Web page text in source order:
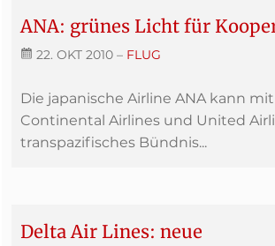
ANA: grünes Licht für
22. OKT 2010 – FLUG
Die japanische Airline ANA kann
Continental Airlines und United
transpazifisches Bündnis...
Delta Air Lines: neue